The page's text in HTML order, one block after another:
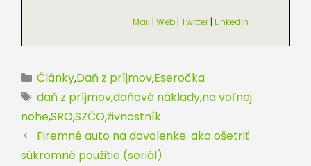
Mail | Web | Twitter | LinkedIn
Kategórie
Články,Daň z príjmov,Eseročka
Značky
daň z príjmov,daňové náklady,na voľnej
nohe,SRO,SZČO,živnostník
Firemné auto na dovolenke: ako ošetriť
súkromné použitie (seriál)